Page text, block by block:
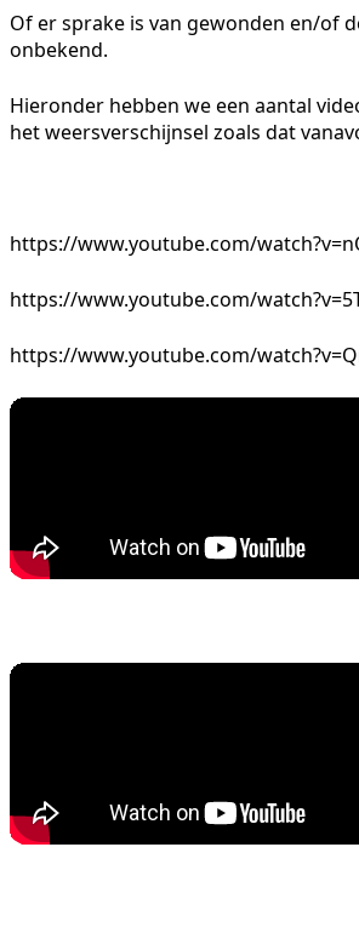
Of er sprake is van gewonden en/of
onbekend.
Hieronder hebben we een aantal
het weersverschijnsel zoals dat
https://www.youtube.com/
https://www.youtube.com/
https://www.youtube.com/